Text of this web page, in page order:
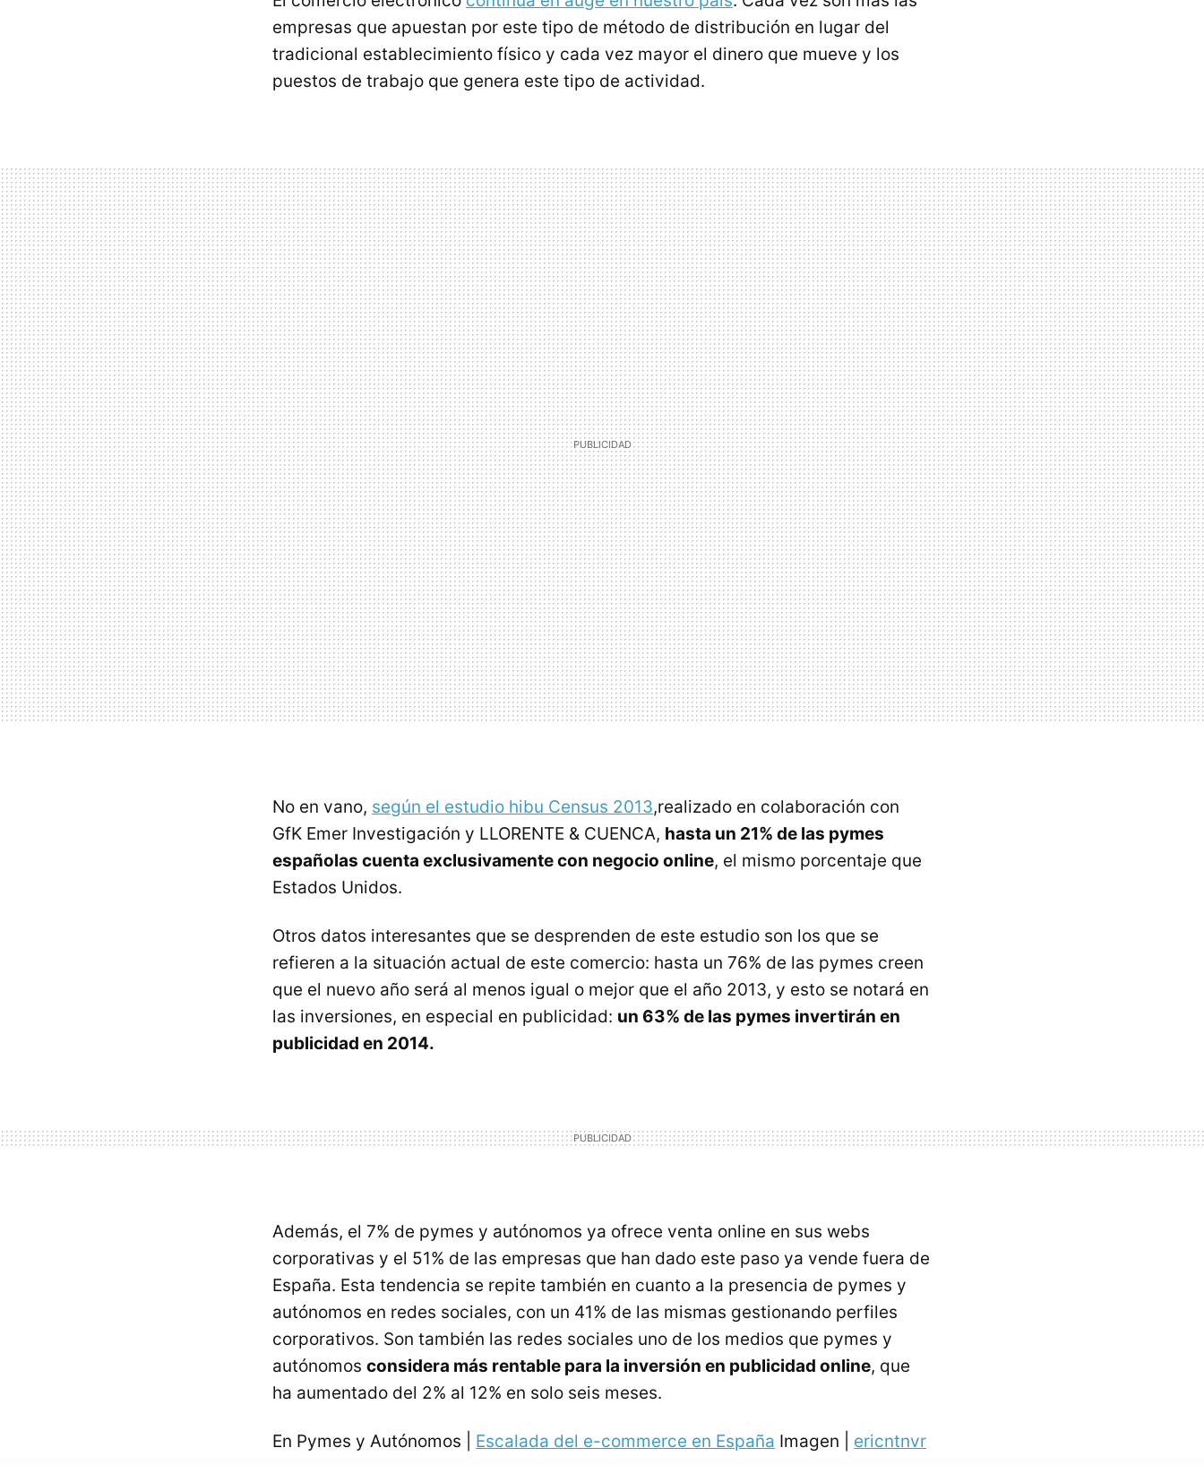
empresas que apuestan por este tipo de método de distribución en lugar del
tradicional establecimiento físico y cada vez mayor el dinero que mueve y los
puestos de trabajo que genera este tipo de actividad.
No en vano, según el estudio hibu Census 2013,realizado en colaboración con
GfK Emer Investigación y LLORENTE & CUENCA, hasta un 21% de las pymes
españolas cuenta exclusivamente con negocio online, el mismo porcentaje que
Estados Unidos.
Otros datos interesantes que se desprenden de este estudio son los que se
refieren a la situación actual de este comercio: hasta un 76% de las pymes creen
que el nuevo año será al menos igual o mejor que el año 2013, y esto se notará en
las inversiones, en especial en publicidad: un 63% de las pymes invertirán en
publicidad en 2014.
Además, el 7% de pymes y autónomos ya ofrece venta online en sus webs
corporativas y el 51% de las empresas que han dado este paso ya vende fuera de
España. Esta tendencia se repite también en cuanto a la presencia de pymes y
autónomos en redes sociales, con un 41% de las mismas gestionando perfiles
corporativos. Son también las redes sociales uno de los medios que pymes y
autónomos considera más rentable para la inversión en publicidad online, que
ha aumentado del 2% al 12% en solo seis meses.
En Pymes y Autónomos | Escalada del e-commerce en España Imagen | ericntnvr